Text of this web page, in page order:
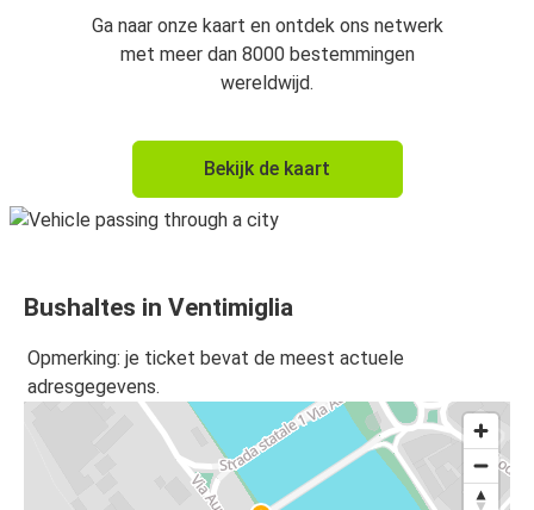
Ga naar onze kaart en ontdek ons netwerk
met meer dan 8000 bestemmingen
wereldwijd.
Bekijk de kaart
Bushaltes in Ventimiglia
Opmerking: je ticket bevat de meest actuele
adresgegevens.